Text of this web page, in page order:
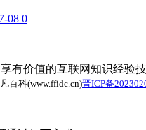
08 0
有价值的互联网知识经验
百科(www.ffidc.cn)晋ICP备